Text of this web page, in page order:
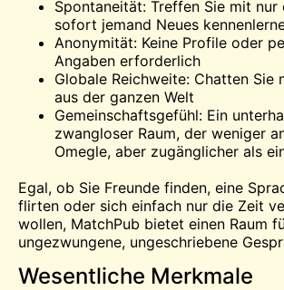
Spontaneität: Treffen Sie mit nur
sofort jemand Neues
Anonymität: Keine Profile oder
Angaben erforderlich
Globale Reichweite: Chatten Sie
aus der ganzen Welt
Gemeinschaftsgefühl: Ein
zwangloser Raum, der weniger
Omegle, aber zugänglicher als
Egal, ob Sie Freunde finden, eine
flirten oder sich einfach nur die Zeit
wollen, MatchPub bietet einen Raum
ungezwungene, ungeschriebene
Wesentliche Merkmale